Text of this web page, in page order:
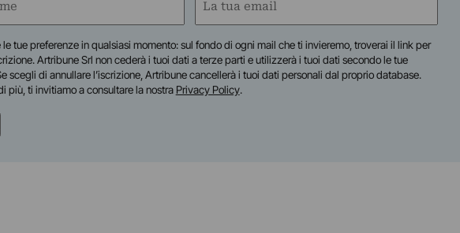
le tue preferenze in qualsiasi momento: sul fondo di ogni mail che ti invieremo, troverai il link per
Artribune Srl non cederà i tuoi dati a terze parti e utilizzerà i tuoi dati secondo le tue
scegli di annullare l’iscrizione, Artribune cancellerà i tuoi dati personali dal proprio database.
più, ti invitiamo a consultare la nostra Privacy Policy.